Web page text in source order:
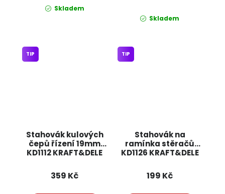
Skladem
Skladem
Stahovák kulových
čepů řízení 19mm
KD1112 KRAFT&DELE
TIP
359 Kč
Stahovák na
ramínka stěračů
KD1126 KRAFT&DELE
TIP
199 Kč